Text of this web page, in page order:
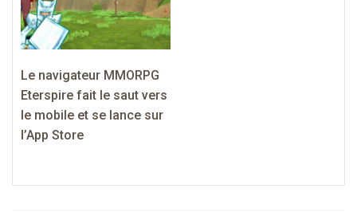
Le navigateur MMORPG
Eterspire fait le saut vers
le mobile et se lance sur
l’App Store